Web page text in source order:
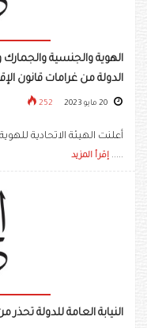
الهوية والجنسية والجمارك
الدولة من غرامات قانون
252
أعلنت الهيئة الاتحادية
..... إقرأ المزيد
النيابة العامة للدولة